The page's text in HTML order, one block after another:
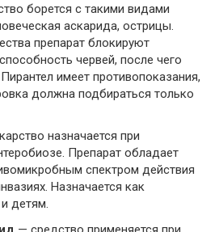
борется с такими видами
аскарида, острицы.
препарат блокируют
червей, после чего
имеет противопоказания,
должна подбираться только
назначается при
Препарат обладает
спектром действия
Назначается как
детям.